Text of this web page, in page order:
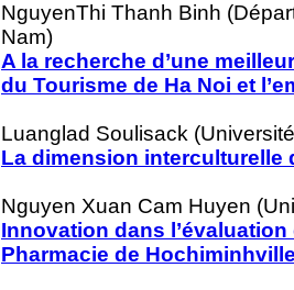
NguyenThi Thanh Binh
Nam)
A la recherche d’une
du Tourisme de Ha Noi et
Luanglad Soulisack
La dimension interculturelle
Nguyen Xuan Cam Huyen
Innovation dans
Pharmacie de Hochiminhville